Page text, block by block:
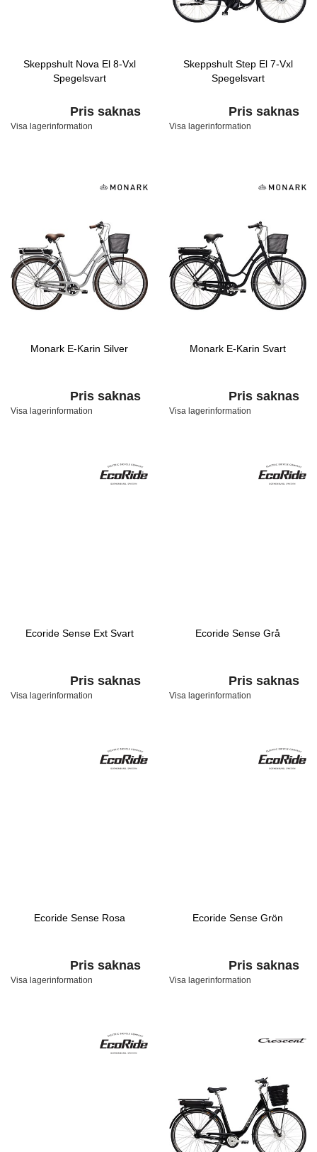
Skeppshult Nova El 8-Vxl
Spegelsvart
Pris saknas
Visa lagerinformation
Skeppshult Step El 7-Vxl
Spegelsvart
Pris saknas
Visa lagerinformation
Monark E-Karin Silver
Pris saknas
Visa lagerinformation
Monark E-Karin Svart
Pris saknas
Visa lagerinformation
Ecoride Sense Ext Svart
Pris saknas
Visa lagerinformation
Ecoride Sense Grå
Pris saknas
Visa lagerinformation
Ecoride Sense Rosa
Pris saknas
Visa lagerinformation
Ecoride Sense Grön
Pris saknas
Visa lagerinformation